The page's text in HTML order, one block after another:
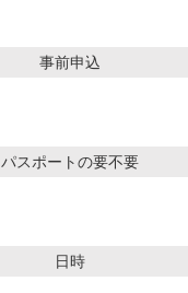
事前申込
パスポートの要不要
日時